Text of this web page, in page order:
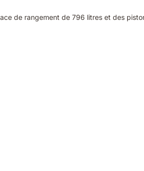
de rangement de 796 litres et des